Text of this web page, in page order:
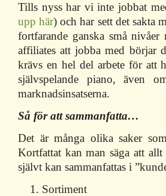
Tills nyss har vi inte jobbat
upp här) och har sett det sakta
fortfarande ganska små
affiliates att jobba med börjar
krävs en hel del arbete för att
självspelande piano, även
marknadsinsatserna.
Så för att sammanfatta…
Det är många olika saker
Kortfattat kan man säga att
självt kan sammanfattas i
Sortiment